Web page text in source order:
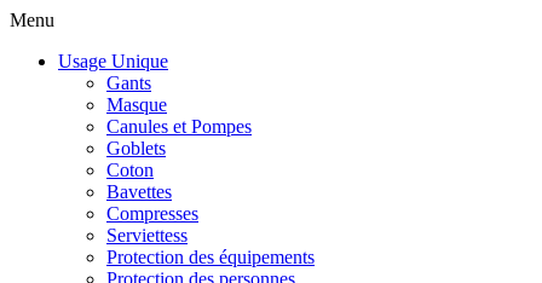
Menu
Usage Unique
Gants
Masque
Canules et Pompes
Goblets
Coton
Bavettes
Compresses
Serviettess
Protection des équipements
Protection des personnes